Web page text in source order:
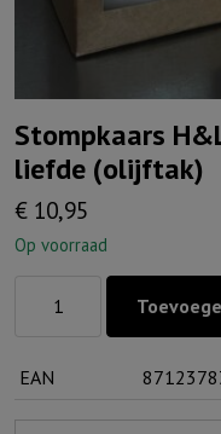
Stompkaars
liefde (olijftak)
€ 10,95
Op voorraad
Geloof,
hoop
EAN